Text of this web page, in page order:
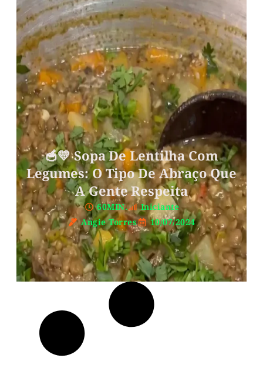
🥣💛 Sopa De Lentilha Com
Legumes: O Tipo De Abraço Que
A Gente Respeita
60MIN.
Iniciante
Angie Torres
10/07/2024